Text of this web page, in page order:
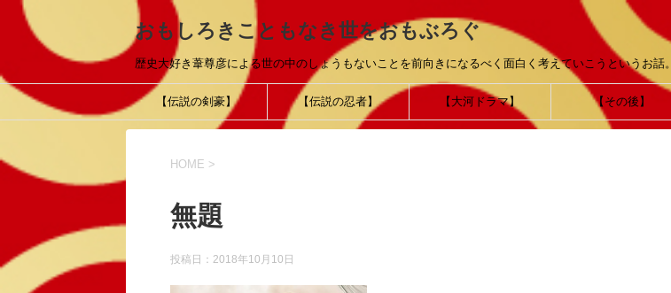
おもしろきこともなき世をおもぶろぐ
歴史大好き葦尊彦による世の中のしょうもないことを前向きになるべく面白く考えていこうというお話。
【伝説の剣豪】 【伝説の忍者】 【大河ドラマ】 【その後】
HOME >
無題
投稿日： 2018年10月10日